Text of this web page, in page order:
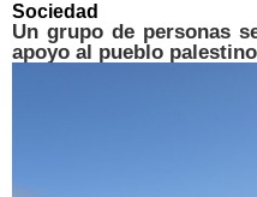
Sociedad
Un grupo de personas
apoyo al pueblo palestino